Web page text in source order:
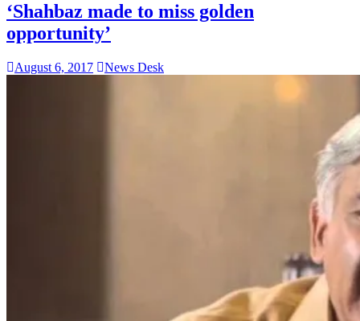
‘Shahbaz made to miss golden
opportunity’
August 6, 2017 News Desk